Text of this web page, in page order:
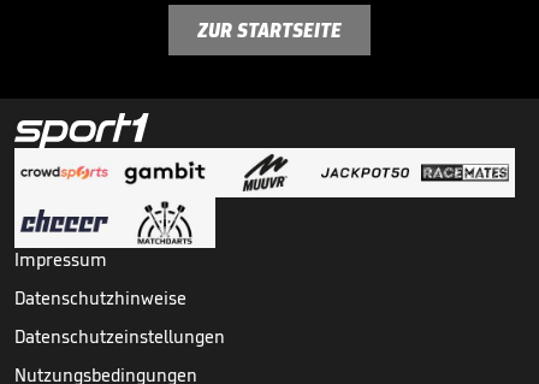
ZUR STARTSEITE
Impressum
Datenschutzhinweise
Datenschutzeinstellungen
Nutzungsbedingungen